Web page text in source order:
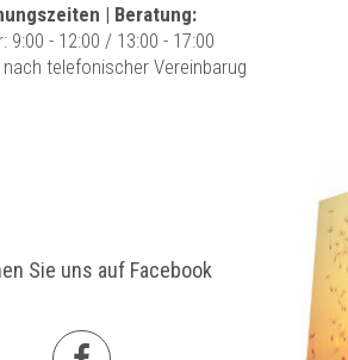
| Beratung:
9:00 - 12:00 / 13:00 - 17:00
nach telefonischer Vereinbarug
Sie uns auf Facebook